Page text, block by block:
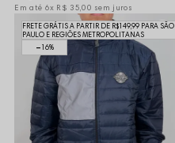
6x R$ 35,00 sem juros
16%
FRETE GRÁTIS A PARTIR DE R$149,99 PARA SÃO
PAULO E REGIÕES METROPOLITANAS